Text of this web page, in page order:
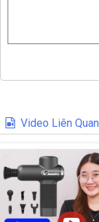
Video Liên Quan